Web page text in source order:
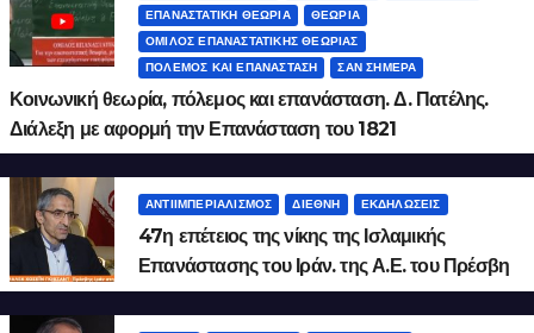
ΕΠΑΝΑΣΤΑΤΙΚΉ ΘΕΩΡΊΑ
ΘΕΩΡΊΑ
ΌΜΙΛΟΣ ΕΠΑΝΑΣΤΑΤΙΚΉΣ ΘΕΩΡΊΑΣ
ΠΌΛΕΜΟΣ ΚΑΙ ΕΠΑΝΆΣΤΑΣΗ
ΣΑΝ ΣΉΜΕΡΑ
Κοινωνική θεωρία, πόλεμος και επανάσταση. Δ. Πατέλης.
Διάλεξη με αφορμή την Επανάσταση του 1821
ΑΝΤΙΙΜΠΕΡΙΑΛΙΣΜΌΣ ΔΙΕΘΝΉ ΕΚΔΗΛΏΣΕΙΣ
47η επέτειος της νίκης της Ισλαμικής
Επανάστασης του Ιράν. της Α.Ε. του Πρέσβη
του Ιράν Μάλεκ Χοσεΐν Γκιβζάντ